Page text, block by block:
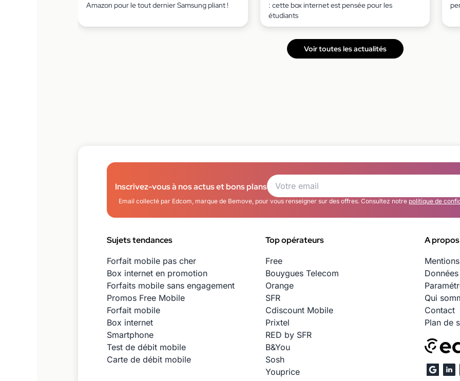
Amazon pour le tout dernier Samsung pliant !
: cette box internet est pensée pour les
étudiants
Voir toutes les actualités
Inscrivez-vous à nos actus et bons plans
Email collecté par Edcom, marque de Bemove, pour vous renseigner sur des offres. Consultez notre politique de
Sujets tendances
Forfait mobile pas cher
Box internet en promotion
Forfaits mobile sans engagement
Promos Free Mobile
Forfait mobile
Box internet
Smartphone
Test de débit mobile
Carte de débit mobile
Top opérateurs
Free
Bouygues Telecom
Orange
SFR
Cdiscount Mobile
Prixtel
RED by SFR
B&You
Sosh
Youprice
A
Qui
Contact
Plan de